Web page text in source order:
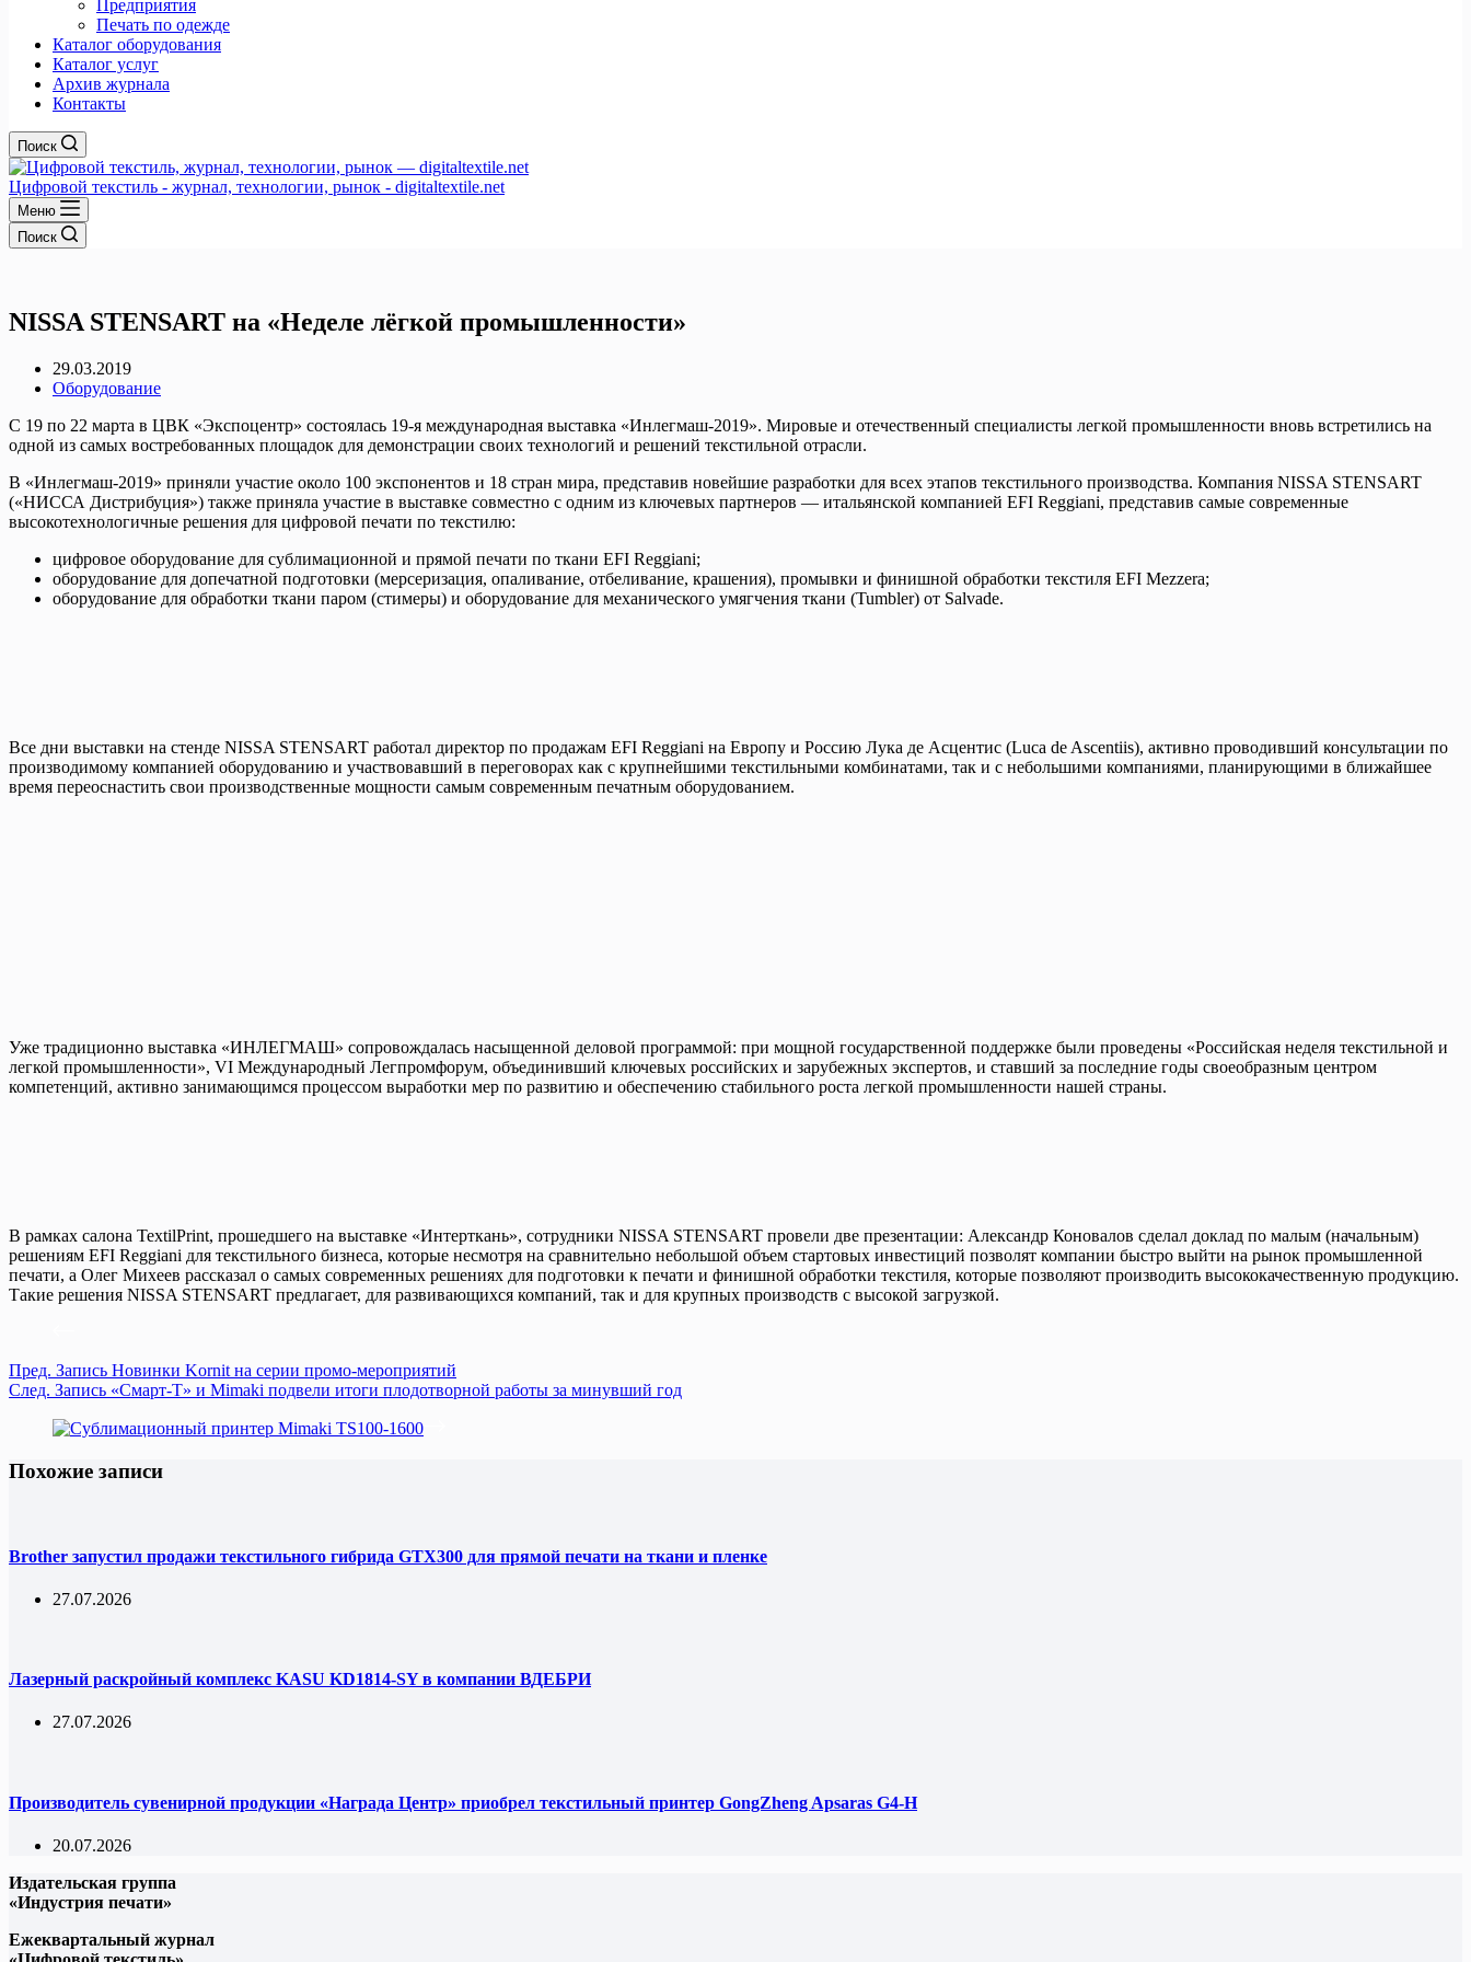
Предприятия
Печать по одежде
Каталог оборудования
Каталог услуг
Архив журнала
Контакты
Поиск
Цифровой текстиль - журнал, технологии, рынок - digitaltextile.net
Меню
Поиск
NISSA STENSART на «Неделе лёгкой промышленности»
29.03.2019
Оборудование
С 19 по 22 марта в ЦВК «Экспоцентр» состоялась 19-я международная выставка «Инлегмаш-2019». Мировые и отечественный специалисты легкой промышленности вновь встретились на
одной из самых востребованных площадок для демонстрации своих технологий и решений текстильной отрасли.
В «Инлегмаш-2019» приняли участие около 100 экспонентов и 18 стран мира, представив новейшие разработки для всех этапов текстильного производства. Компания NISSA STENSART
(«НИССА Дистрибуция») также приняла участие в выставке совместно с одним из ключевых партнеров — итальянской компанией EFI Reggiani, представив самые современные
высокотехнологичные решения для цифровой печати по текстилю:
цифровое оборудование для сублимационной и прямой печати по ткани EFI Reggiani;
оборудование для допечатной подготовки (мерсеризация, опаливание, отбеливание, крашения), промывки и финишной обработки текстиля EFI Mezzera;
оборудование для обработки ткани паром (стимеры) и оборудование для механического умягчения ткани (Tumbler) от Salvade.
Все дни выставки на стенде NISSA STENSART работал директор по продажам EFI Reggiani на Европу и Россию Лука де Асцентис (Luca de Ascentiis), активно проводивший консультации по
производимому компанией оборудованию и участвовавший в переговорах как с крупнейшими текстильными комбинатами, так и с небольшими компаниями, планирующими в ближайшее
время переоснастить свои производственные мощности самым современным печатным оборудованием.
Уже традиционно выставка «ИНЛЕГМАШ» сопровождалась насыщенной деловой программой: при мощной государственной поддержке были проведены «Российская неделя текстильной и
легкой промышленности», VI Международный Легпромфорум, объединивший ключевых российских и зарубежных экспертов, и ставший за последние годы своеобразным центром
компетенций, активно занимающимся процессом выработки мер по развитию и обеспечению стабильного роста легкой промышленности нашей страны.
В рамках салона TextilPrint, прошедшего на выставке «Интерткань», сотрудники NISSA STENSART провели две презентации: Александр Коновалов сделал доклад по малым (начальным)
решениям EFI Reggiani для текстильного бизнеса, которые несмотря на сравнительно небольшой объем стартовых инвестиций позволят компании быстро выйти на рынок промышленной
печати, а Олег Михеев рассказал о самых современных решениях для подготовки к печати и финишной обработки текстиля, которые позволяют производить высококачественную продукцию.
Такие решения NISSA STENSART предлагает, для развивающихся компаний, так и для крупных производств с высокой загрузкой.
Пред. Запись Новинки Kornit на серии промо-мероприятий
След. Запись «Смарт-Т» и Mimaki подвели итоги плодотворной работы за минувший год
Похожие записи
Brother запустил продажи текстильного гибрида GTX300 для прямой печати на ткани и пленке
27.07.2026
Лазерный раскройный комплекс KASU KD1814-SY в компании ВДЕБРИ
27.07.2026
Производитель сувенирной продукции «Награда Центр» приобрел текстильный принтер GongZheng Apsaras G4-H
20.07.2026
Издательская группа
«Индустрия печати»
Ежеквартальный журнал